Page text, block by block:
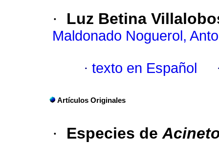
· Luz Betina
Maldonado Noguerol,
· texto en Español
Artículos Originales
· Especies de